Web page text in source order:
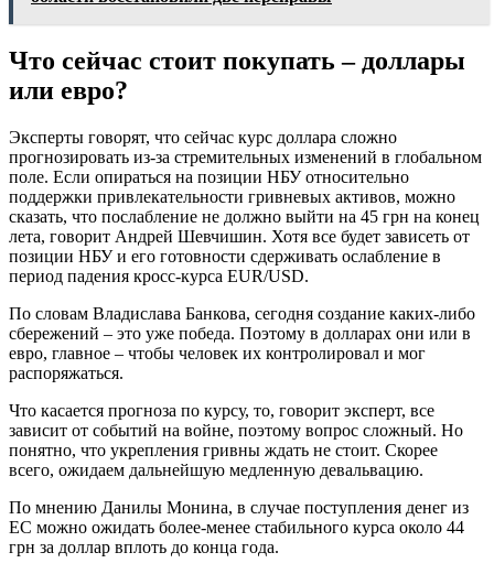
Что сейчас стоит покупать – доллары
или евро?
Эксперты говорят, что сейчас курс доллара сложно
прогнозировать из-за стремительных изменений в глобальном
поле. Если опираться на позиции НБУ относительно
поддержки привлекательности гривневых активов, можно
сказать, что послабление не должно выйти на 45 грн на конец
лета, говорит Андрей Шевчишин. Хотя все будет зависеть от
позиции НБУ и его готовности сдерживать ослабление в
период падения кросс-курса EUR/USD.
По словам Владислава Банкова, сегодня создание каких-либо
сбережений – это уже победа. Поэтому в долларах они или в
евро, главное – чтобы человек их контролировал и мог
распоряжаться.
Что касается прогноза по курсу, то, говорит эксперт, все
зависит от событий на войне, поэтому вопрос сложный. Но
понятно, что укрепления гривны ждать не стоит. Скорее
всего, ожидаем дальнейшую медленную девальвацию.
По мнению Данилы Монина, в случае поступления денег из
ЕС можно ожидать более-менее стабильного курса около 44
грн за доллар вплоть до конца года.